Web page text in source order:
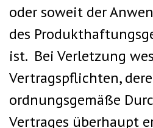
oder soweit der
des
ist. Bei Verletzung
Vertragspflichten,
ordnungsgemäße
Vertrages überhaupt